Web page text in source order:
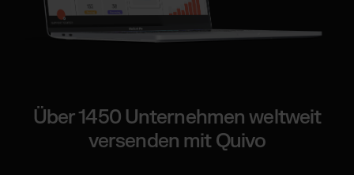
Über 1450 Unternehmen weltweit
versenden mit Quivo